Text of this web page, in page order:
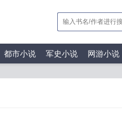
都市小说 军史小说 网游小说